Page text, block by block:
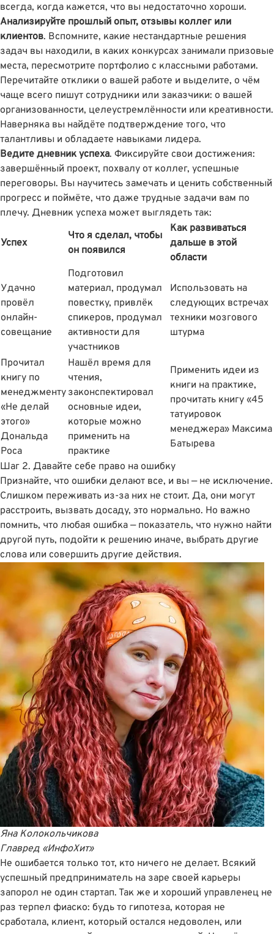
всегда, когда кажется, что вы недостаточно хороши.
Анализируйте прошлый опыт, отзывы коллег или
клиентов. Вспомните, какие нестандартные решения
задач вы находили, в каких конкурсах занимали призовые
места, пересмотрите портфолио с классными работами.
Перечитайте отклики о вашей работе и выделите, о чëм
чаще всего пишут сотрудники или заказчики: о вашей
организованности, целеустремлённости или креативности.
Наверняка вы найдёте подтверждение того, что
талантливы и обладаете навыками лидера.
Ведите дневник успеха. Фиксируйте свои достижения:
завершëнный проект, похвалу от коллег, успешные
переговоры. Вы научитесь замечать и ценить собственный
прогресс и поймëте, что даже трудные задачи вам по
плечу. Дневник успеха может выглядеть так:
Успех
Что я сделал, чтобы
он появился
Как развиваться
дальше в этой
области
Удачно
провёл
онлайн-
совещание
Подготовил
материал, продумал
повестку, привлёк
спикеров, продумал
активности для
участников
Использовать на
следующих встречах
техники мозгового
штурма
Прочитал
книгу по
менеджменту
«Не делай
этого»
Дональда
Роса
Нашёл время для
чтения,
законспектировал
основные идеи,
которые можно
применить на
практике
Применить идеи из
книги на практике,
прочитать книгу «45
татуировок
менеджера» Максима
Батырева
Шаг 2. Давайте себе право на ошибку
Признайте, что ошибки делают все, и вы — не исключение.
Слишком переживать из-за них не стоит. Да, они могут
расстроить, вызвать досаду, это нормально. Но важно
помнить, что любая ошибка — показатель, что нужно найти
другой путь, подойти к решению иначе, выбрать другие
слова или совершить другие действия.
Яна Колокольчикова
Главред «ИнфоХит»
Не ошибается только тот, кто ничего не делает. Всякий
успешный предприниматель на заре своей карьеры
запорол не один стартап. Так же и хороший управленец не
раз терпел фиаско: будь то гипотеза, которая не
сработала, клиент, который остался недоволен, или